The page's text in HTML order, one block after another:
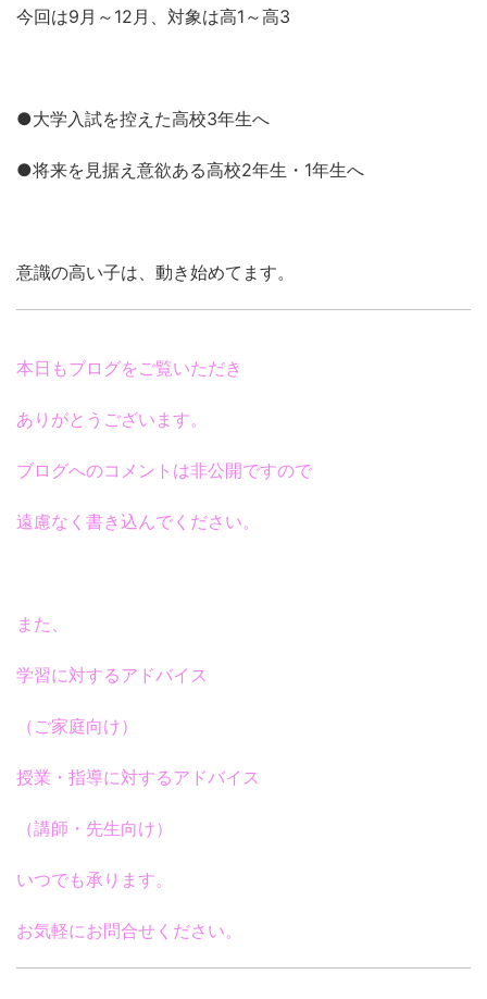
今回は9月～12月、対象は高1～高3
●大学入試を控えた高校3年生へ
●将来を見据え意欲ある高校2年生・1年生へ
意識の高い子は、動き始めてます。
本日もブログをご覧いただき
ありがとうございます。
ブログへのコメントは非公開ですので
遠慮なく書き込んでください。
また、
学習に対するアドバイス
（ご家庭向け）
授業・指導に対するアドバイス
（講師・先生向け）
いつでも承ります。
お気軽にお問合せください。